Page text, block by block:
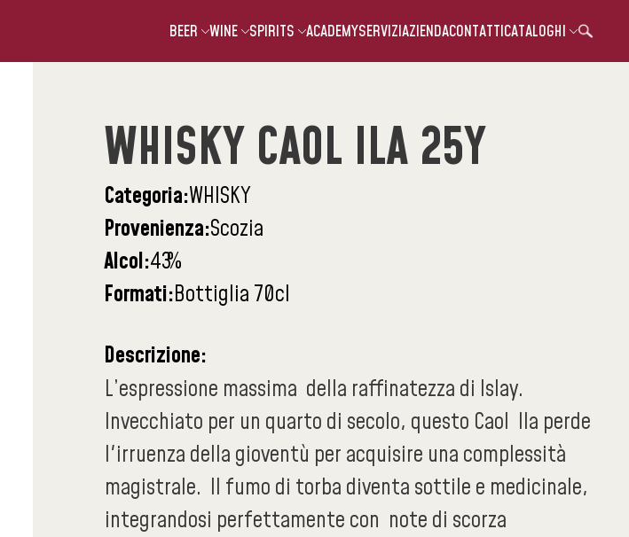
BEER WINE SPIRITS ACADEMYSERVIZIAZIENDACONTATTICATALOGHI
WHISKY CAOL ILA 25Y
Categoria:WHISKY
Provenienza:Scozia
Alcol:43%
Formati:Bottiglia 70cl
Descrizione:
L’espressione massima della raffinatezza di Islay.
Invecchiato per un quarto di secolo, questo Caol Ila perde
l'irruenza della gioventù per acquisire una complessità
magistrale. Il fumo di torba diventa sottile e medicinale,
integrandosi perfettamente con note di scorza